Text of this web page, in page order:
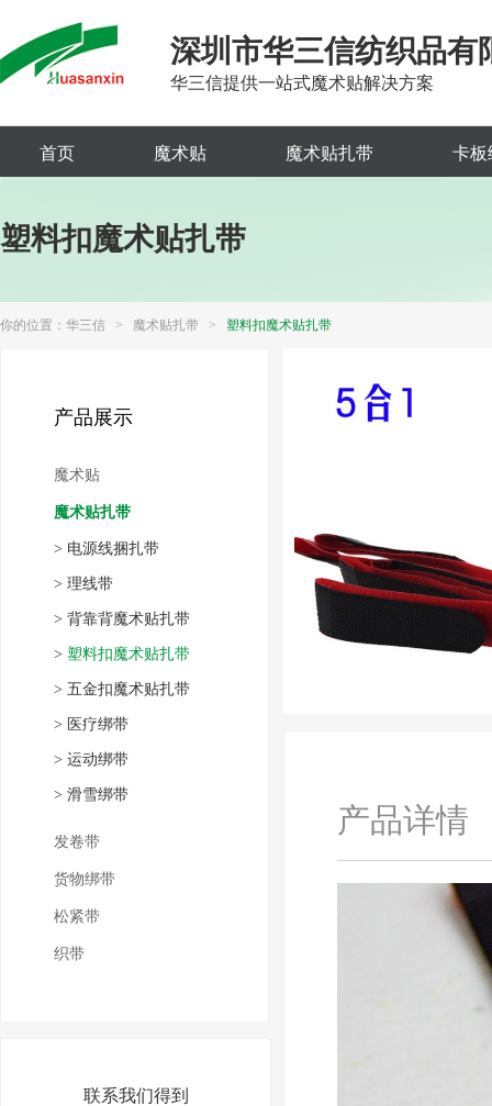
深圳市华三信纺织品有
华三信提供一站式魔术贴解决方案
首页 魔术贴 魔术贴扎带 卡板
塑料扣魔术贴扎带
你的位置： 华三信 > 魔术贴扎带 > 塑料扣魔术贴扎带
产品展示
魔术贴
魔术贴扎带
> 电源线捆扎带
> 理线带
> 背靠背魔术贴扎带
> 塑料扣魔术贴扎带
> 五金扣魔术贴扎带
> 医疗绑带
> 运动绑带
> 滑雪绑带
发卷带
货物绑带
松紧带
织带
联系我们得到
产品详情